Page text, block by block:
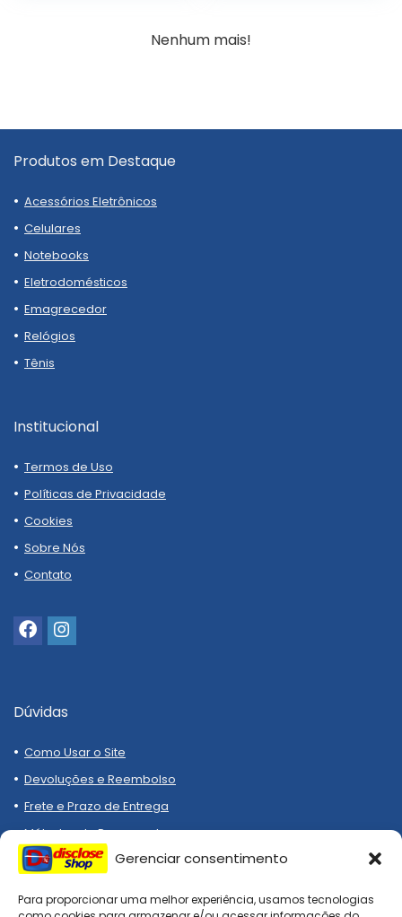
Gerenciar consentimento
Para proporcionar uma melhor experiência, usamos tecnologias
Nenhum mais!
Produtos em Destaque
Acessórios Eletrônicos
Celulares
Notebooks
Eletrodomésticos
Emagrecedor
Relógios
Tênis
Institucional
Termos de Uso
Políticas de Privacidade
Cookies
Sobre Nós
Contato
Dúvidas
Como Usar o Site
Devoluções e Reembolso
Frete e Prazo de Entrega
Métodos de Pagamento